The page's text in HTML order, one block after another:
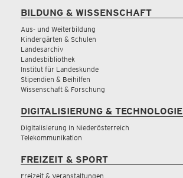
BILDUNG & WISSENSCHAFT
Aus- und Weiterbildung
Kindergärten & Schulen
Landesarchiv
Landesbibliothek
Institut für Landeskunde
Stipendien & Beihilfen
Wissenschaft & Forschung
DIGITALISIERUNG & TECHNOLOGIE
Digitalisierung in Niederösterreich
Telekommunikation
FREIZEIT & SPORT
Freizeit & Veranstaltungen